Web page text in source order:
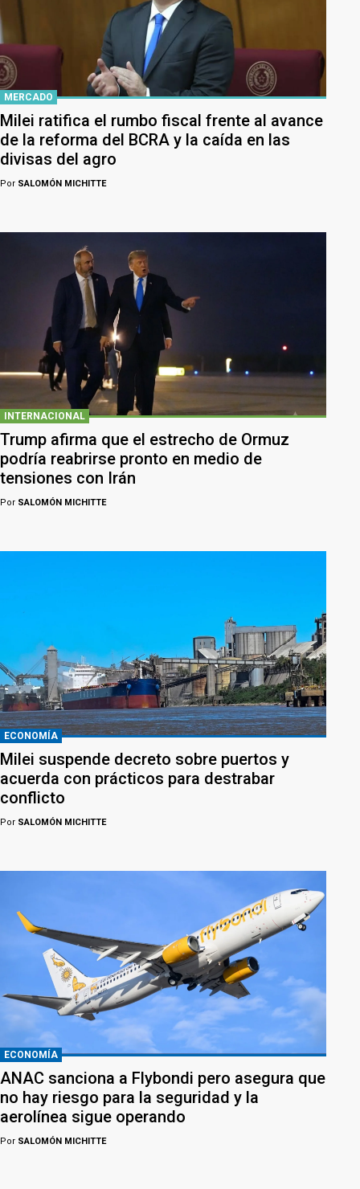
MERCADO
Milei ratifica el rumbo fiscal frente al avance
de la reforma del BCRA y la caída en las
divisas del agro
Por SALOMÓN MICHITTE
INTERNACIONAL
Trump afirma que el estrecho de Ormuz
podría reabrirse pronto en medio de
tensiones con Irán
Por SALOMÓN MICHITTE
ECONOMÍA
Milei suspende decreto sobre puertos y
acuerda con prácticos para destrabar
conflicto
Por SALOMÓN MICHITTE
ECONOMÍA
ANAC sanciona a Flybondi pero asegura que
no hay riesgo para la seguridad y la
aerolínea sigue operando
Por SALOMÓN MICHITTE